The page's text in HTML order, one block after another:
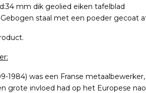
mm dik geolied eiken tafelblad
staal met een poeder gecoat
1984) was een Franse
grote invloed had op het Europese